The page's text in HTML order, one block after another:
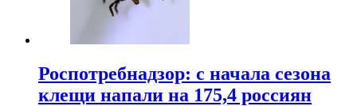
Роспотребнадзор: с начала сезона
клещи напали на 175,4 россиян